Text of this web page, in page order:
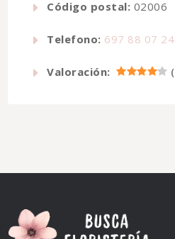
Código postal: 02006
Telefono: 697 88 07 24
Valoración: (